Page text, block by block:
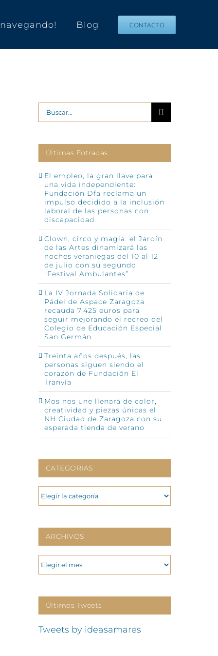
navegando! Blog CONTACTO
Buscar:
Últimas Entradas
El empleo, la gran llave para
una vida independiente:
Fundación Dfa reclama un
impulso decidido a la inclusión
laboral de las personas con
discapacidad
Clown, circo y magia: el Jardín
de las Artes dinamizará las
noches veraniegas del 10 al 12
de julio con su segundo
“Festival Ambulantes”
La IV Jornada Solidaria de
Pádel de Aspace Zaragoza
recauda 7.425 euros para
seguir mejorando el recreo del
Colegio de Educación Especial
San Germán
Treinta años después, las
personas siguen siendo el
corazón de Fundación El
Tranvía
Mos nos une llenará de color,
creatividad y piezas únicas el
NH Ciudad de Zaragoza con su
esperada tienda de verano
CATEGORIAS
CATEGORIAS
ARCHIVOS
ARCHIVOS
Últimos Tweets
Tweets by ideasamares